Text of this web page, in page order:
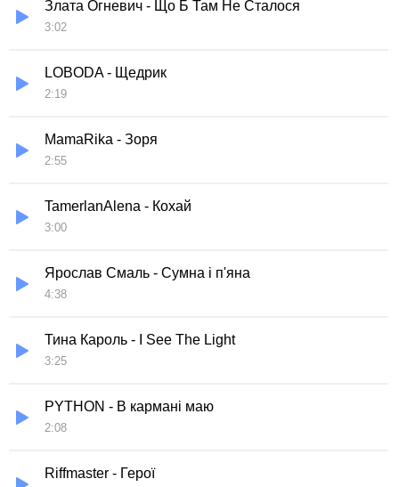
Злата Огневич - Що Б Там Не Сталося
3:02
LOBODA - Щедрик
2:19
MamaRika - Зоря
2:55
TamerlanAlena - Кохай
3:00
Ярослав Смаль - Сумна і п'яна
4:38
Тина Кароль - I See The Light
3:25
PYTHON - В кармані маю
2:08
Riffmaster - Герої